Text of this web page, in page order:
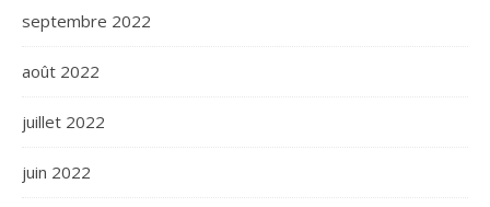
septembre 2022
août 2022
juillet 2022
juin 2022